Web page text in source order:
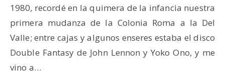
1980, recordé en la quimera de la infancia nuestra
primera mudanza de la Colonia Roma a la Del
Valle; entre cajas y algunos enseres estaba el disco
Double Fantasy de John Lennon y Yoko Ono, y me
vino a…